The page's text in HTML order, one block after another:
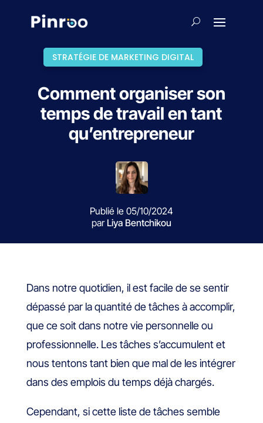
STRATÉGIE DE MARKETING DIGITAL
Comment organiser son
temps de travail en tant
qu’entrepreneur
Publié le 05/10/2024
par Liya Bentchikou
Dans notre quotidien, il est facile de se sentir
dépassé par la quantité de tâches à accomplir,
que ce soit dans notre vie personnelle ou
professionnelle. Les tâches s’accumulent et
nous tentons tant bien que mal de les intégrer
dans des emplois du temps déjà chargés.
Cependant, si cette liste de tâches semble